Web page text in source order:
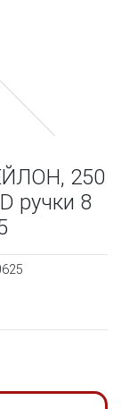
250
ручки 8